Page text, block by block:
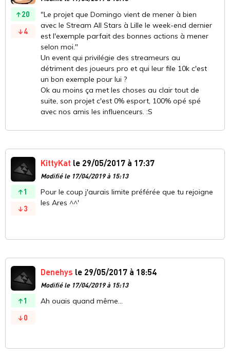
20
4
"Le projet que Domingo vient de mener à bien
avec le Stream All Stars à Lille le week-end dernier
est l'exemple parfait des bonnes actions à mener
selon moi."
Un event qui privilégie des streameurs au
détriment des joueurs pro et qui leur file 10k c'est
un bon exemple pour lui ?
Ok au moins ça met les choses au clair tout de
suite, son projet c'est 0% esport, 100% opé spé
avec nos amis les influenceurs. :S
1
3
KittyKat le 29/05/2017 à 17:37
Modifié le 17/04/2019 à 15:13
Pour le coup j'aurais limite préférée que tu rejoigne
les Ares ^^'
1
0
Denehys le 29/05/2017 à 18:54
Modifié le 17/04/2019 à 15:13
Ah ouais quand même...